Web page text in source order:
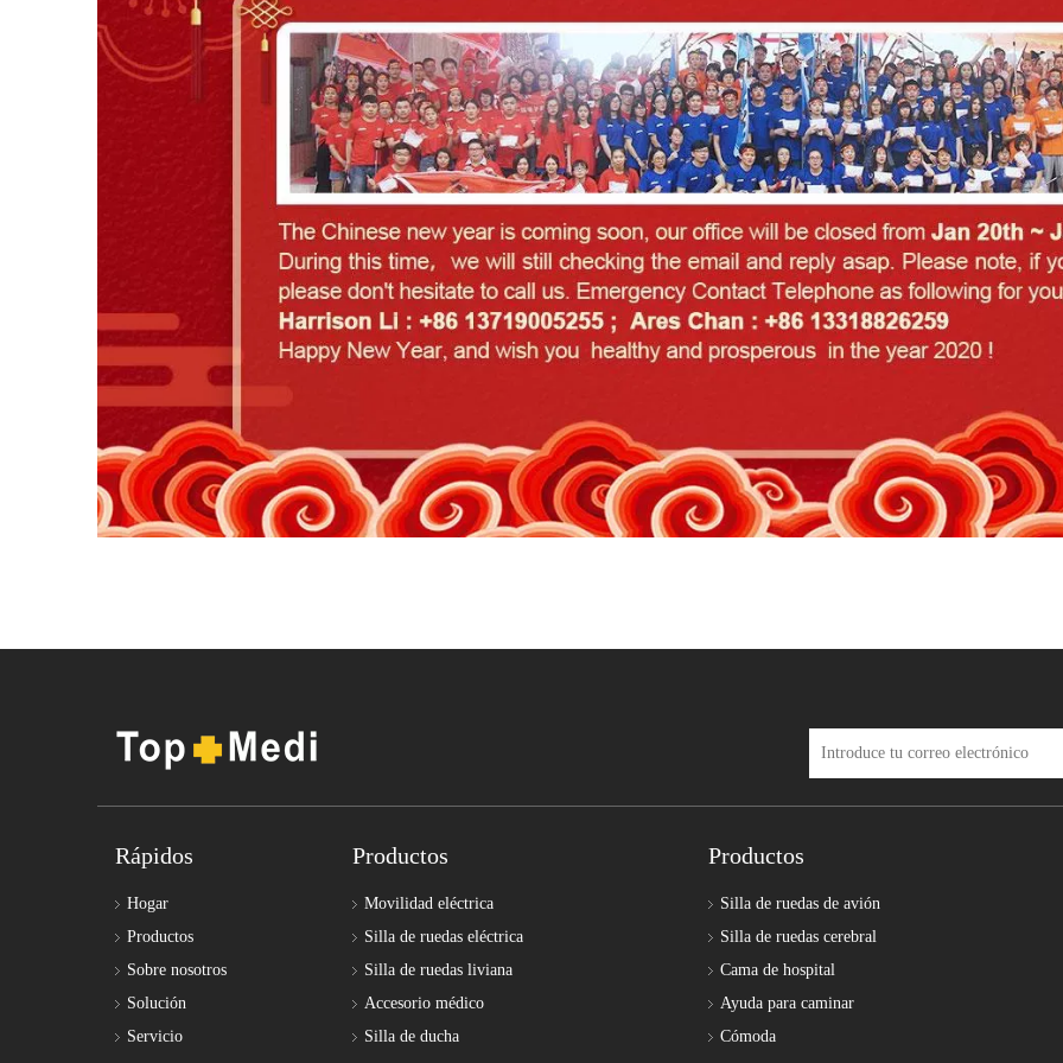
Rápidos
Hogar
Productos
Sobre nosotros
Solución
Servicio
Productos
Movilidad eléctrica
Silla de ruedas eléctrica
Silla de ruedas liviana
Accesorio médico
Silla de ducha
Productos
Silla de ruedas de avión
Silla de ruedas cerebral
Cama de hospital
Ayuda para caminar
Cómoda